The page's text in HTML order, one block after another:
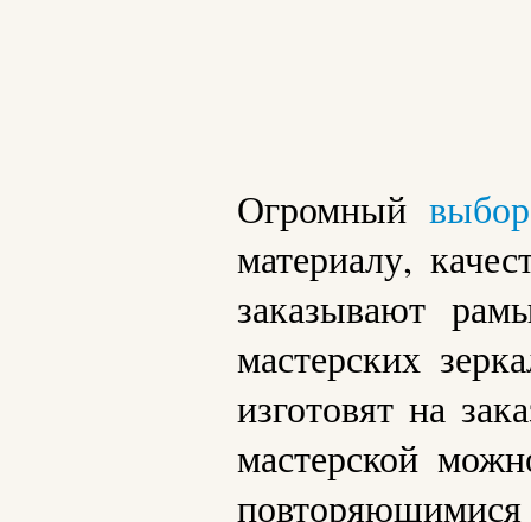
Огромный
материалу,
заказывают
мастерских
изготовят на
мастерской